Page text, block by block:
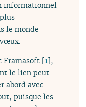
informationnel
le monde
vœux.
Framasoft [1],
le lien peut
abord avec
puisque les